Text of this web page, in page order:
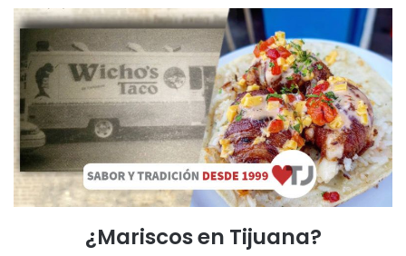
¿Mariscos en Tijuana?